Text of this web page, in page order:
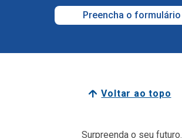
Preencha o formulário
Voltar ao topo
Surpreenda o seu futuro.